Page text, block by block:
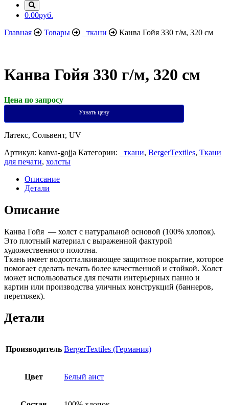
0.00руб.
Главная
Товары _ткани Канва Гойя 330 г/м, 320 см
Канва Гойя 330 г/м, 320 см
Цена по запросу
Узнать цену
Латекс, Сольвент, UV
Артикул: kanva-gojja Категории: _ткани, BergerTextiles, Ткани
для печати, холсты
Описание
Детали
Описание
Канва Гойя — холст с натуральной основой (100% хлопок).
Это плотный материал с выраженной фактурой
художественного полотна.
Ткань имеет водоотталкивающее защитное покрытие, которое
помогает сделать печать более качественной и стойкой. Холст
может использоваться для печати интерьерных панно и
картин или производства уличных конструкций (баннеров,
перетяжек).
Детали
Производитель BergerTextiles (Германия)
Цвет Белый аист